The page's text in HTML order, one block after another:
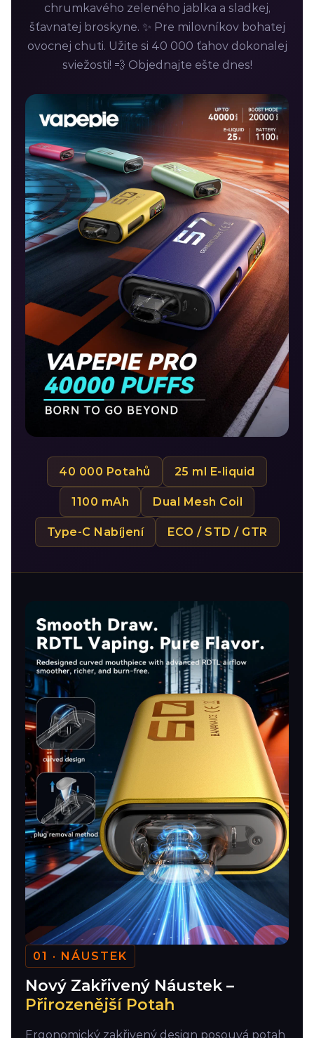
chrumkavého zeleného jablka a sladkej,
šťavnatej broskyne. ✨ Pre milovníkov bohatej
ovocnej chuti. Užite si 40 000 ťahov dokonalej
sviežosti! 💨 Objednajte ešte dnes!
40 000 Potahů 25 ml E-liquid
1100 mAh Dual Mesh Coil
Type-C Nabíjení ECO / STD / GTR
01 · NÁUSTEK
Nový Zakřivený Náustek –
Přirozenější Potah
Ergonomický zakřivený design posouvá potah